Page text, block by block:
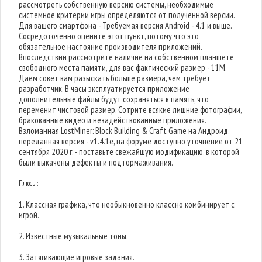
рассмотреть собственную версию системы, необходимые
системное критерии игры определяются от полученной версии.
Для вашего смартфона - Требуемая версия Android - 4.1 и выше.
Сосредоточенно оцените этот пункт, потому что это
обязательное настояние производителя приложений.
Впоследствии рассмотрите наличие на собственном планшете
свободного места памяти, для вас фактический размер - 11M.
Даем совет вам разыскать больше размера, чем требует
разработчик. В часы эксплуатируется приложение
дополнительные файлы будут сохраняться в память, что
переменит чистовой размер. Сотрите всякие лишние фотографии,
бракованные видео и незадействованные приложения.
Взломанная LostMiner: Block Building & Craft Game на Андроид,
переданная версия - v1.4.1e, на форуме доступно уточнение от 21
сентября 2020 г. - поставьте свежайшую модификацию, в которой
были выкачены дефекты и подтормаживания.
Плюсы:
1. Классная графика, что необыкновенно классно комбинирует с
игрой.
2. Известные музыкальные тоны.
3. Затягивающие игровые задания.